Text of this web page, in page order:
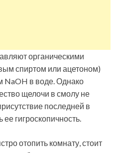
органическими
спиртом или ацетоном)
NaOH в воде. Однако
щелочи в смолу не
последней в
ее гигроскопичность.
отопить комнату, стоит